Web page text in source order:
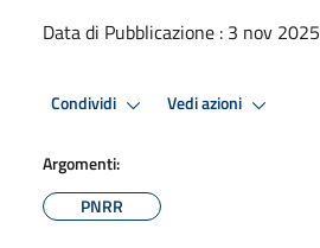
Data di Pubblicazione : 3 nov 2025
Condividi Vedi azioni
Argomenti:
PNRR